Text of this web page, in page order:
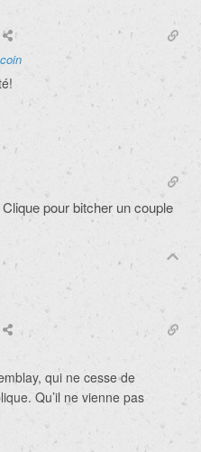
pour bitcher un couple
qui ne cesse de
Qu’il ne vienne pas